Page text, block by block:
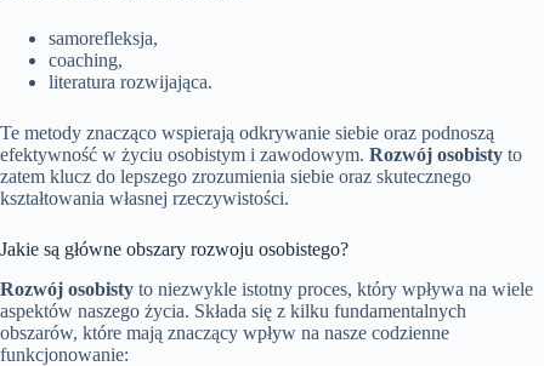
samorefleksja,
coaching,
literatura rozwijająca.
Te metody znacząco wspierają odkrywanie siebie oraz podnoszą
efektywność w życiu osobistym i zawodowym. Rozwój osobisty to
zatem klucz do lepszego zrozumienia siebie oraz skutecznego
kształtowania własnej rzeczywistości.
Jakie są główne obszary rozwoju osobistego?
Rozwój osobisty to niezwykle istotny proces, który wpływa na wiele
aspektów naszego życia. Składa się z kilku fundamentalnych
obszarów, które mają znaczący wpływ na nasze codzienne
funkcjonowanie: